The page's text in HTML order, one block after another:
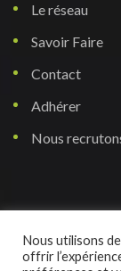
Le réseau
Savoir Faire
Contact
Adhérer
Nous
©
Nous utilisons
offrir